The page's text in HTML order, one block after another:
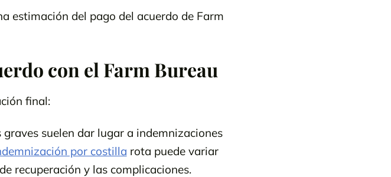
estimación del pago del acuerdo de Farm
con el Farm Bureau
final:
graves suelen dar lugar a indemnizaciones
por costilla rota puede variar
recuperación y las complicaciones.